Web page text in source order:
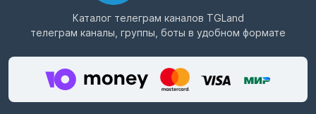
Каталог телеграм каналов TGLand
телеграм каналы, группы, боты в удобном формате